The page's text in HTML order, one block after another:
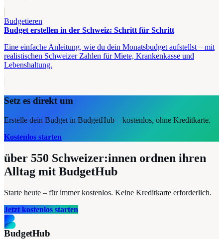
Budgetieren
Budget erstellen in der Schweiz: Schritt für Schritt
Eine einfache Anleitung, wie du dein Monatsbudget aufstellst – mit
realistischen Schweizer Zahlen für Miete, Krankenkasse und
Lebenshaltung.
Setz es direkt um
Erstelle dein Budget in BudgetHub – kostenlos, ohne Kreditkarte.
Kostenlos starten
über 550 Schweizer:innen ordnen ihren
Alltag mit BudgetHub
Starte heute – für immer kostenlos. Keine Kreditkarte erforderlich.
Jetzt kostenlos starten
BudgetHub